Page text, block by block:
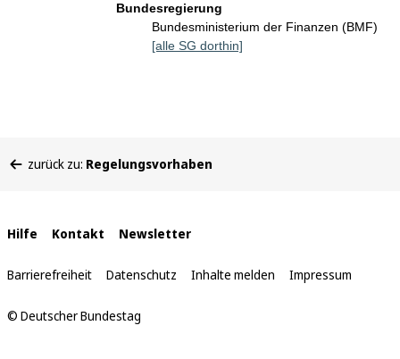
Bundesregierung
Bundesministerium der Finanzen (BMF)
[alle SG dorthin]
befinden
zurück zu: Regelungsvorhaben
Interne
Links
Hilfe Kontakt Newsletter
Barrierefreiheit Datenschutz Inhalte melden Impressum
© Deutscher Bundestag